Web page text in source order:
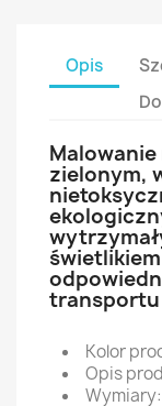
Opis
zielonym,
transportu
Kolor
Opis
Wymiary: